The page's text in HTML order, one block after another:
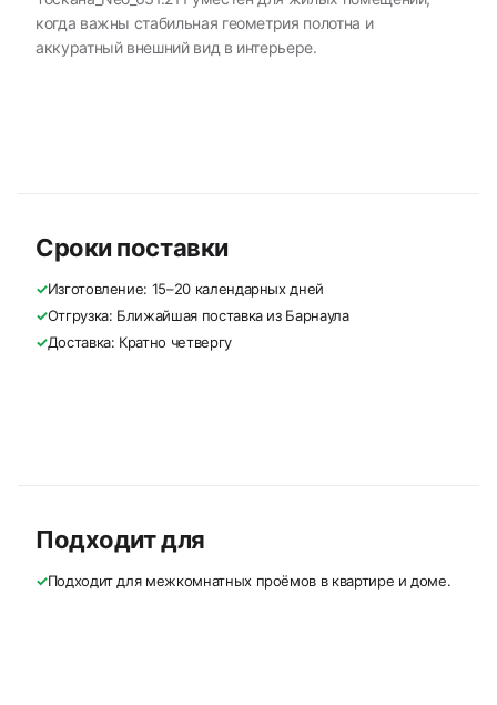
когда важны стабильная геометрия полотна и
аккуратный внешний вид в интерьере.
Сроки поставки
✓Изготовление: 15–20 календарных дней
✓Отгрузка: Ближайшая поставка из Барнаула
✓Доставка: Кратно четвергу
Подходит для
✓Подходит для межкомнатных проёмов в квартире и доме.